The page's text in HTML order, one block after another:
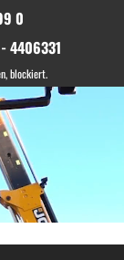
0
4406331